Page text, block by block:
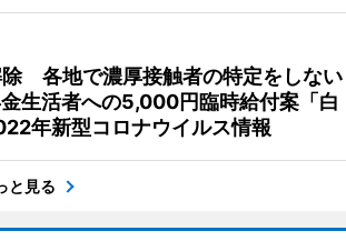
各地で濃厚接触者の特定をしない
生活者への5,000円臨時給付案「白
年新型コロナウイルス情報
と見る